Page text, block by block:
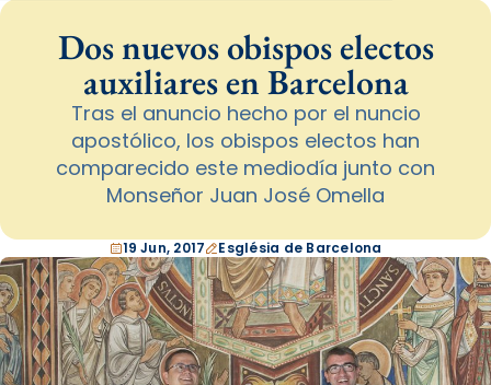
Dos nuevos obispos electos
auxiliares en Barcelona
Tras el anuncio hecho por el nuncio
apostólico, los obispos electos han
comparecido este mediodía junto con
Monseñor Juan José Omella
19 Jun, 2017 Església de Barcelona